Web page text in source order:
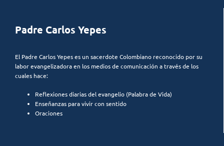
Padre Carlos Yepes
El Padre Carlos Yepes es un sacerdote Colombiano reconocido por su
labor evangelizadora en los medios de comunicación a través de los
cuales hace:
Reflexiones diarias del evangelio (Palabra de Vida)
Enseñanzas para vivir con sentido
Oraciones